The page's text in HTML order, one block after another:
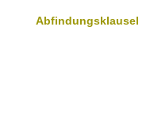
Abfindungsklausel